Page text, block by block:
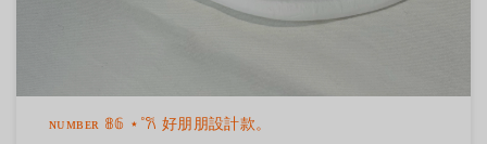
ɴᴜᴍʙᴇʀ 𝟠𝟞 ⋆˚𐙚 好朋朋設計款。